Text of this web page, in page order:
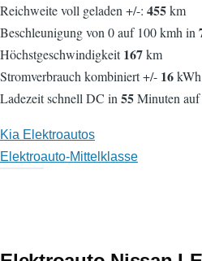
Reichweite voll geladen +/-: 455km
Beschleunigung von 0 auf 100 kmh in
Höchstgeschwindigkeit167km
Stromverbrauch kombiniert +/- 16
Ladezeit schnell DC in55Minuten
Kia Elektroautos
Elektroauto-Mittelklasse